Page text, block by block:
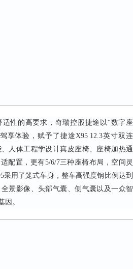
性的高要求，奇瑞控股捷途以“数字座
享体验，赋予了捷途X95 12.3英寸双连
人体工程学设计真皮座椅、座椅加热通
配置，更有5/6/7三种座椅布局，空间灵
采用了笼式车身，整车高强度钢比例达到
景影像、头部气囊、侧气囊以及一众智
因。